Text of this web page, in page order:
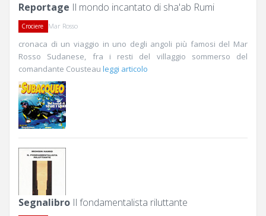
Reportage Il mondo incantato di sha'ab Rumi
Crociere Mar Rosso
cronaca di un viaggio in uno degli angoli più famosi del Mar
Rosso Sudanese, fra i resti del villaggio sommerso del
comandante Cousteau leggi articolo
Segnalibro Il fondamentalista riluttante